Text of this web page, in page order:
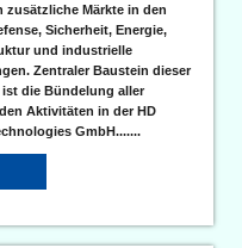
zusätzliche Märkte in den
Sicherheit, Energie,
und industrielle
Zentraler Baustein dieser
die Bündelung aller
Aktivitäten in der HD
GmbH.......